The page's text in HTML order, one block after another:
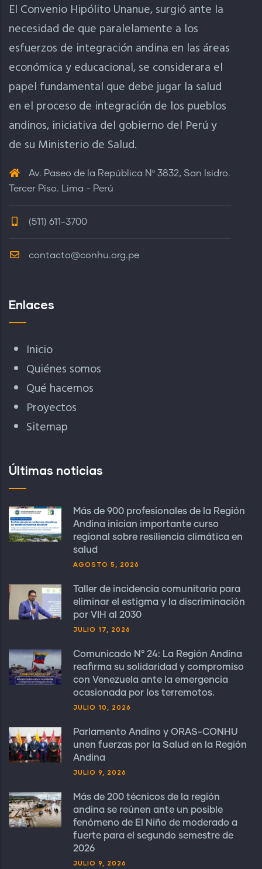
El Convenio Hipólito Unanue, surgió ante la
necesidad de que paralelamente a los
esfuerzos de integración andina en las áreas
económica y educacional, se considerara el
papel fundamental que debe jugar la salud
en el proceso de integración de los pueblos
andinos, iniciativa del gobierno del Perú y
de su Ministerio de Salud.
Av. Paseo de la República Nº 3832, San Isidro.
Tercer Piso. Lima - Perú
(511) 611-3700
contacto@conhu.org.pe
Enlaces
Inicio
Quiénes somos
Qué hacemos
Proyectos
Sitemap
Últimas noticias
Más de 900 profesionales de la Región
Andina inician importante curso
regional sobre resiliencia climática en
salud
AGOSTO 5, 2026
Taller de incidencia comunitaria para
eliminar el estigma y la discriminación
por VIH al 2030
JULIO 17, 2026
Comunicado N° 24: La Región Andina
reafirma su solidaridad y compromiso
con Venezuela ante la emergencia
ocasionada por los terremotos.
JULIO 10, 2026
Parlamento Andino y ORAS-CONHU
unen fuerzas por la Salud en la Región
Andina
JULIO 9, 2026
Más de 200 técnicos de la región
andina se reúnen ante un posible
fenómeno de El Niño de moderado a
fuerte para el segundo semestre de
2026
JULIO 9, 2026